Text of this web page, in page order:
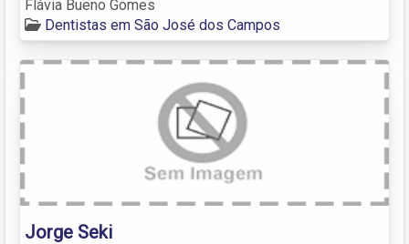
Flávia Bueno Gomes
Dentistas em São José dos Campos
Jorge Seki